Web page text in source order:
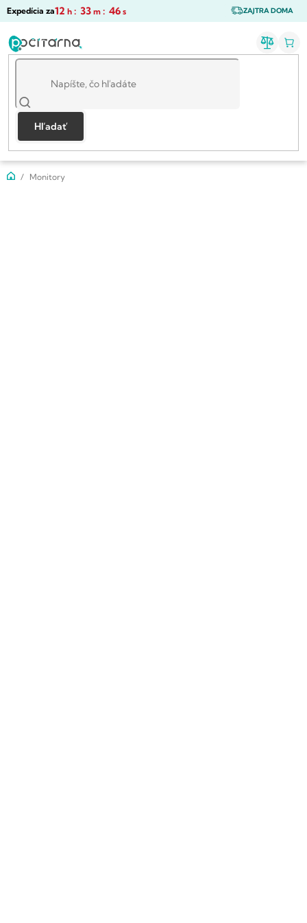
Prejsť
ZAJTRA DOMA
Expedícia za12 h : 33 m : 46 s
Hľadať
DomovMonitory